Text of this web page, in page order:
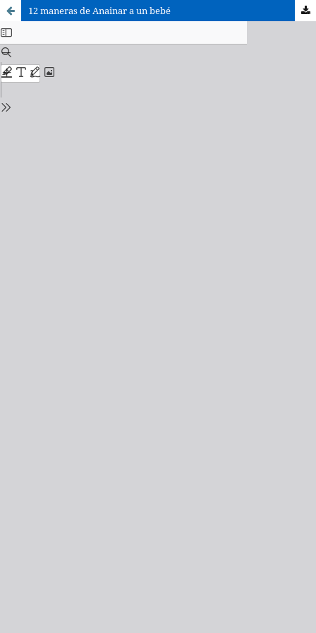
12 maneras de Anainar a un bebé